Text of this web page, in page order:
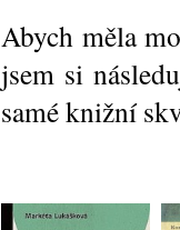
Abych měla
jsem si
samé knižní